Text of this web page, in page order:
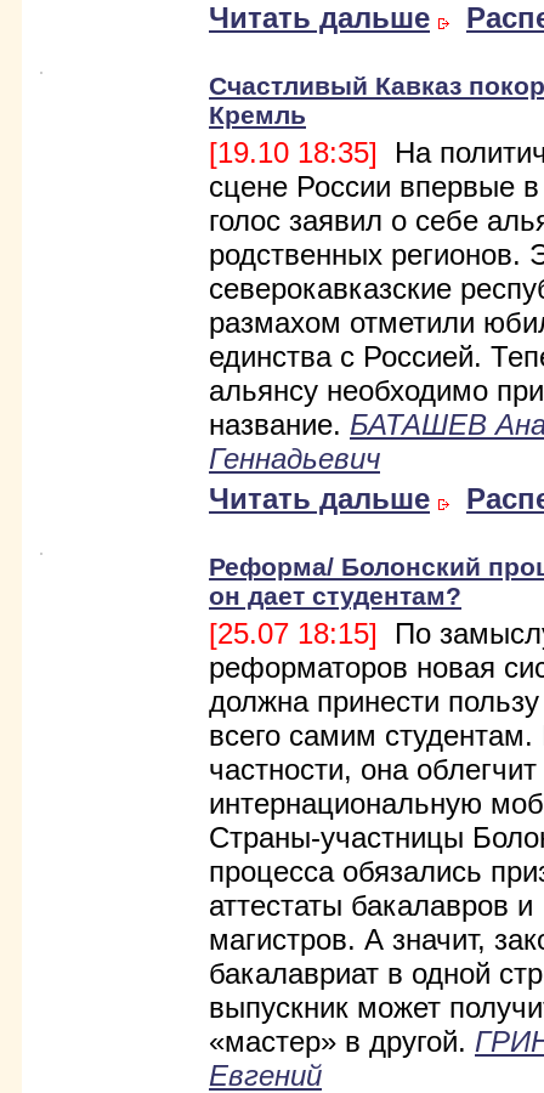
Читать дальше
Счастливый Кавказ
Кремль
[19.10 18:35] На
сцене России впервые
голос заявил о себе
родственных регионов.
северокавказские
размахом отметили
единства с Россией.
альянсу необходимо
название. БАТАШЕВ
Геннадьевич
Читать дальше
Реформа/ Болонский
он дает студентам?
[25.07 18:15] По
реформаторов новая
должна принести
всего самим студентам.
частности, она облегчит
интернациональную
Страны-участницы
процесса обязались
аттестаты бакалавров и
магистров. А значит,
бакалавриат в одной
выпускник может
«мастер» в другой.
Евгений